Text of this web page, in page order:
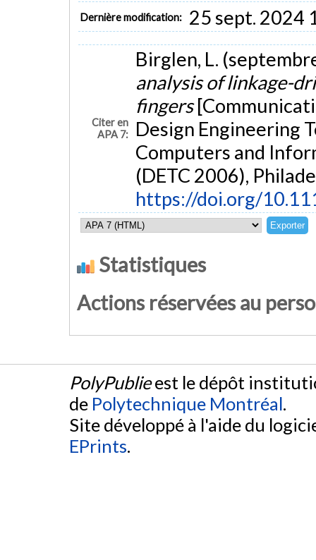
Dernière modification: 25 sept. 2024
Citer en
APA 7:
Birglen, L.
analysis of linkage-
fingers
Design Engineering
Computers and
(DETC 2006),
https://doi.org/
Statistiques
Actions réservées au
PolyPublieest le dépôt
de Polytechnique Montréal.
Site développé à l'aide du
EPrints.